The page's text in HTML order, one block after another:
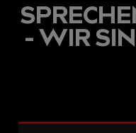
- WIR